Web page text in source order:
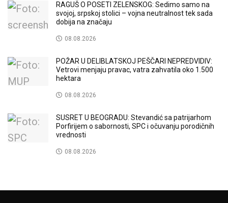
RAGUŠ O POSETI ZELENSKOG: Sedimo samo na
svojoj, srpskoj stolici – vojna neutralnost tek sada
dobija na značaju
08.08.2026
POŽAR U DELIBLATSKOJ PEŠČARI NEPREDVIDIV:
Vetrovi menjaju pravac, vatra zahvatila oko 1.500
hektara
08.08.2026
SUSRET U BEOGRADU: Stevandić sa patrijarhom
Porfirijem o sabornosti, SPC i očuvanju porodičnih
vrednosti
08.08.2026